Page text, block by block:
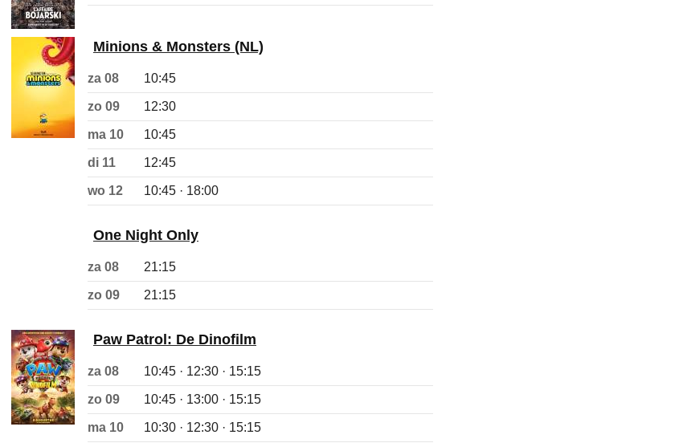
Minions & Monsters (NL)
za 08 10:45
zo 09 12:30
ma 10 10:45
di 11 12:45
wo 12 10:45 · 18:00
One Night Only
za 08 21:15
zo 09 21:15
Paw Patrol: De Dinofilm
za 08 10:45 · 12:30 · 15:15
zo 09 10:45 · 13:00 · 15:15
ma 10 10:30 · 12:30 · 15:15